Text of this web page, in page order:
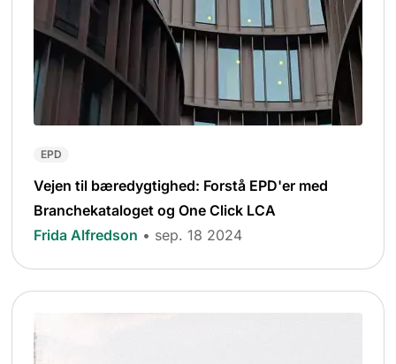
EPD
Vejen til bæredygtighed: Forstå EPD'er med
Branchekataloget og One Click LCA
Frida Alfredson • sep. 18 2024